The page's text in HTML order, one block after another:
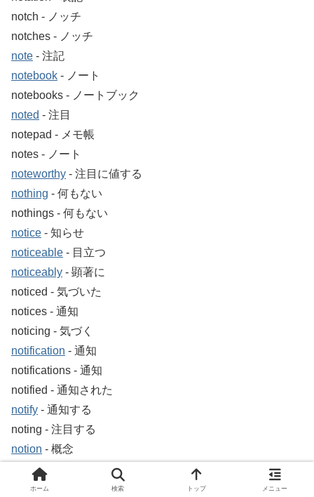
notch ‐ ノッチ
notches ‐ ノッチ
note ‐ 注記
notebook ‐ ノート
notebooks ‐ ノートブック
noted ‐ 注目
notepad ‐ メモ帳
notes ‐ ノート
noteworthy ‐ 注目に値する
nothing ‐ 何もない
nothings ‐ 何もない
notice ‐ 知らせ
noticeable ‐ 目立つ
noticeably ‐ 顕著に
noticed ‐ 気づいた
notices ‐ 通知
noticing ‐ 気づく
notification ‐ 通知
notifications ‐ 通知
notified ‐ 通知された
notify ‐ 通知する
noting ‐ 注目する
notion ‐ 概念
notions ‐ 概念
notorious
ホーム 検索 トップ メニュー